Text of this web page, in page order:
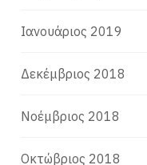
Ιανουάριος 2019
Δεκέμβριος 2018
Νοέμβριος 2018
Οκτώβριος 2018